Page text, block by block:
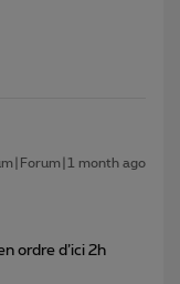
month ago
ordre d’ici 2h